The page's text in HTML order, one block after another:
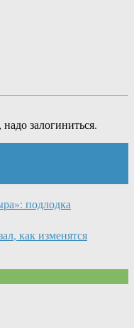
залогиниться.
подлодка
как изменятся